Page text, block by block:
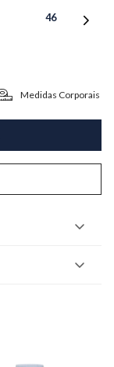
46
Medidas Corporais